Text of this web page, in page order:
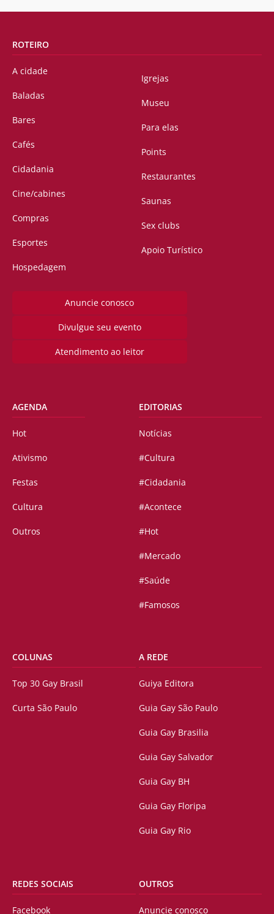
ROTEIRO
A cidade
Baladas
Bares
Cafés
Cidadania
Cine/cabines
Compras
Esportes
Hospedagem
Igrejas
Museu
Para elas
Points
Restaurantes
Saunas
Sex clubs
Apoio Turístico
Anuncie conosco
Divulgue seu evento
Atendimento ao leitor
AGENDA
Hot
Ativismo
Festas
Cultura
Outros
EDITORIAS
Notícias
#Cultura
#Cidadania
#Acontece
#Hot
#Mercado
#Saúde
#Famosos
COLUNAS
Top 30 Gay Brasil
Curta São Paulo
A REDE
Guiya Editora
Guia Gay São Paulo
Guia Gay Brasilia
Guia Gay Salvador
Guia Gay BH
Guia Gay Floripa
Guia Gay Rio
REDES SOCIAIS
Facebook
OUTROS
Anuncie conosco